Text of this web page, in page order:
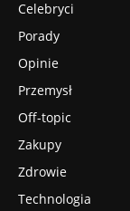
Celebryci
Porady
Opinie
Przemysł
Off-topic
Zakupy
Zdrowie
Technologia